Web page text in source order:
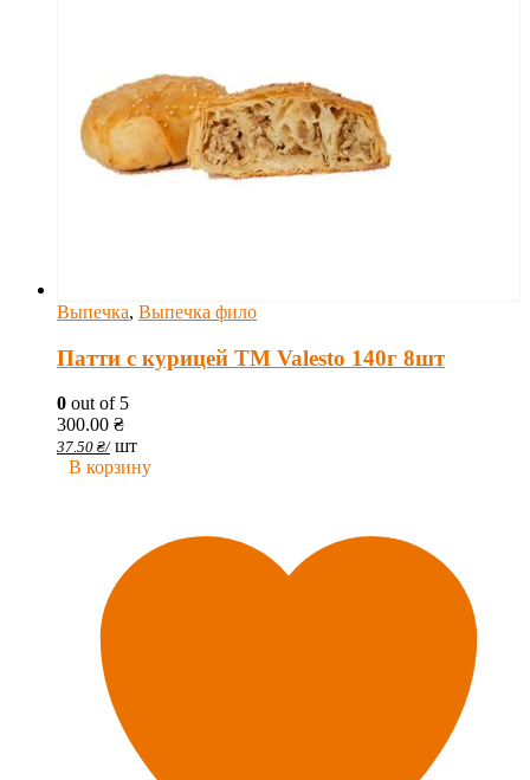
Выпечка, Выпечка фило
Патти с курицей TM Valesto 140г 8шт
0 out of 5
300.00 ₴
37.50 ₴/ шт
В корзину